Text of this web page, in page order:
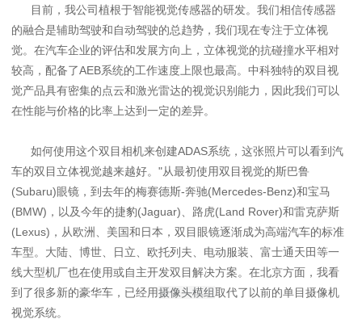
目前，我公司植根于智能视觉传感器的研发。我们相信传感器
的融合是辅助驾驶和自动驾驶的总趋势，我们现在专注于立体视
觉。在汽车企业的评估和发展方向上，立体视觉的抗碰撞水平相对
较高，配备了AEB系统的工作速度上限也最高。中科独特的双目视
觉产品具有密集的点云和激光雷达的视觉识别能力，因此我们可以
在性能与价格的比率上达到一定的差异。
如何使用这个双目相机来创建ADAS系统，这张照片可以看到汽
车的双目立体视觉越来越好。"从最初使用双目视觉的斯巴鲁
(Subaru)眼镜，到去年的梅赛德斯-奔驰(Mercedes-Benz)和宝马
(BMW)，以及今年的捷豹(Jaguar)、路虎(Land Rover)和雷克萨斯
(Lexus)，从欧洲、美国和日本，双目眼镜逐渐成为高端汽车的标准
车型。大陆、博世、日立、欧托列夫、电动服装、富士通天田等一
线大型机厂也在使用或自主开发双目解决方案。在北京方面，我看
到了很多新的豪华车，已经用摄像头模组取代了以前的单目摄像机
视觉系统。